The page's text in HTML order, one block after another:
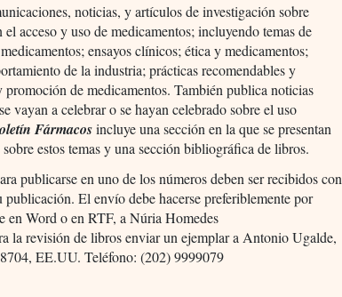
noticias, y artículos de investigación sobre
acceso y uso de medicamentos; incluyendo temas de
ensayos clínicos; ética y medicamentos;
de la industria; prácticas recomendables y
promoción de medicamentos. También publica noticias
vayan a celebrar o se hayan celebrado sobre el uso
Fármacosincluye una sección en la que se presentan
estos temas y una sección bibliográfica de libros.
publicarse en uno de los números deben ser recibidos con
publicación. El envío debe hacerse preferiblemente por
en Word o en RTF, a Núria Homedes
la revisión de libros enviar un ejemplar a Antonio Ugalde,
EE.UU. Teléfono: (202) 9999079